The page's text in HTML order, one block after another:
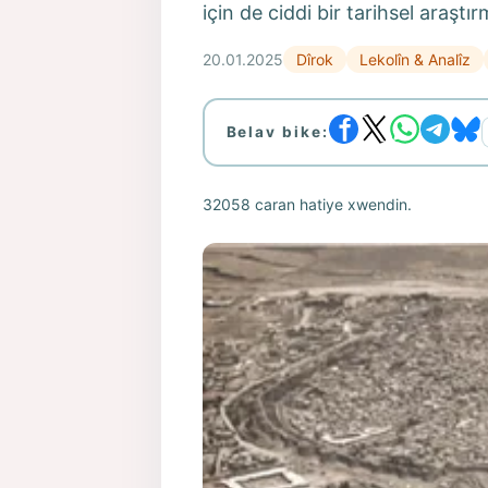
için de ciddi bir tarihsel
20.01.2025 Dîrok Lekolîn & Analîz
Belav bike:
32058 caran hatiye xwendin.